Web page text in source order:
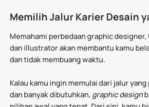
Memilih Jalur Karier Desain
Memahami perbedaan graphic designer,
dan illustrator akan membantu kamu
dan tidak membuang waktu.
Kalau kamu ingin memulai dari jalur
dan banyak dibutuhkan, graphic design